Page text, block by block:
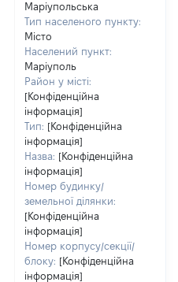
Маріупольська
Тип населеного пункту:
Місто
Населений пункт:
Маріуполь
Район у місті:
[Конфіденційна
інформація]
Тип: [Конфіденційна
інформація]
Назва: [Конфіденційна
інформація]
Номер будинку/
земельної ділянки:
[Конфіденційна
інформація]
Номер корпусу/секції/
блоку: [Конфіденційна
інформація]